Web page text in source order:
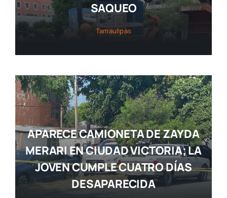
SAQUEO
Tamaulipas
APARECE CAMIONETA DE ZAYDA
MERARI EN CIUDAD VICTORIA; LA
JOVEN CUMPLE CUATRO DÍAS
DESAPARECIDA